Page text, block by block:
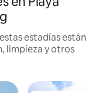
estadías están
limpieza y otros